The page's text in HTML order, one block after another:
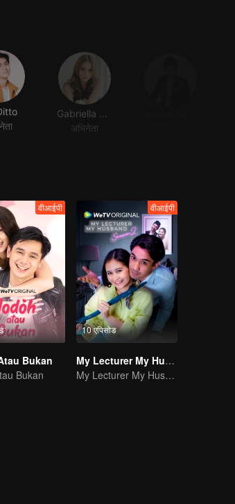
अभिनेता
वीआईपी
Bukan
Bukan
10 एपिसोड
वीआईपी
My Lecturer My Husband
My Lecturer My Husband